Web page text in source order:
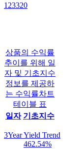
123320
상품의 수익률
추이를 위해 일
자 및 기초지수
정보를 제공하
는 수익률차트
테이블 표
일자 기초지수
3Year Yield Trend
462.54%